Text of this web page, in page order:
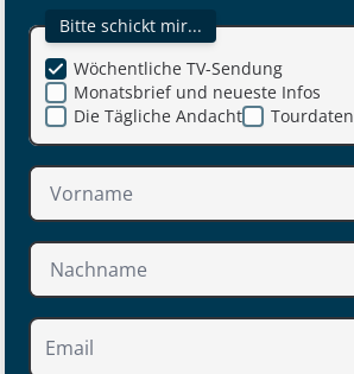
Bitte schickt mir...
Monatsbrief und neueste Infos
Die Tägliche Andacht
Wöchentliche TV-Sendung
Tourdaten